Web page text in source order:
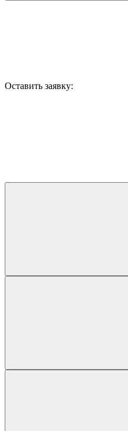
Оставить заявку: